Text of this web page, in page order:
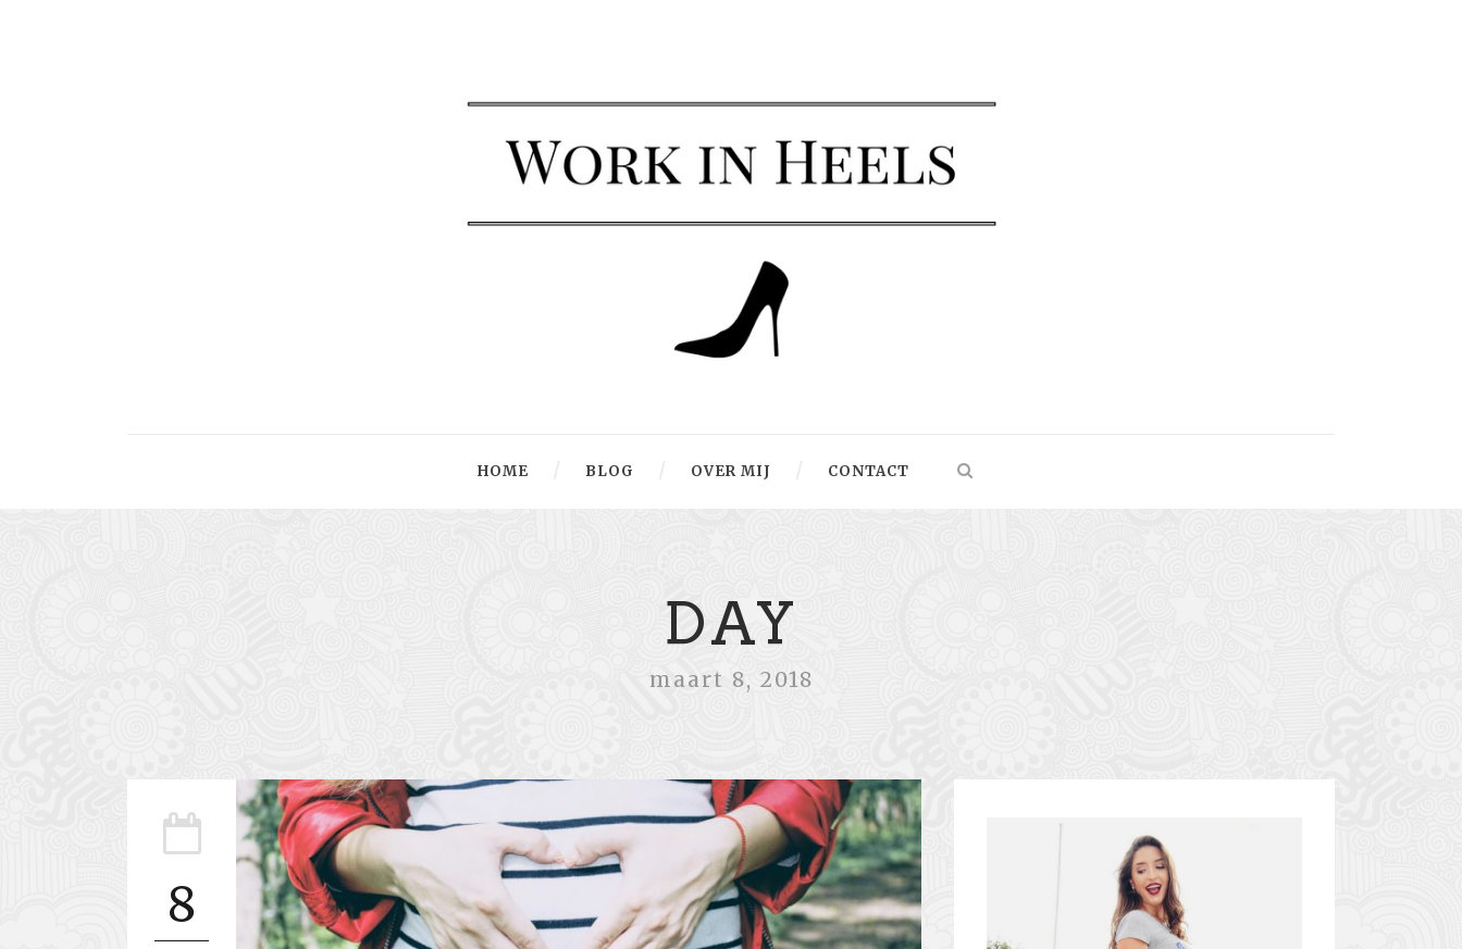
HOME BLOG OVER MIJ CONTACT
DAY
maart 8, 2018
8